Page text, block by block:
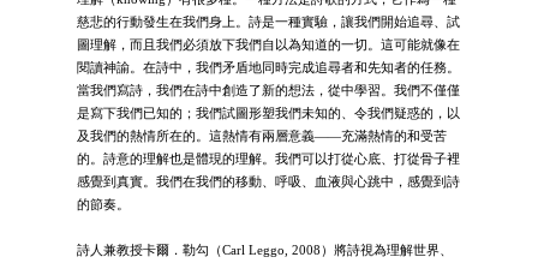
慈悲的行動發生在我們身上。詩是一種實驗，讓我們開始追尋、試
圖理解，而且我們必須放下我們自以為知道的一切。這可能就像在
閱讀神諭。在詩中，我們矛盾地同時完成追尋者和先知者的任務。
當我們寫詩，我們在詩中創造了新的想法，從中學習。我們不僅僅
是寫下我們已知的；我們試圖形塑我們未知的、令我們疑惑的，以
及我們的熱情所在的。這熱情有兩層意義——充滿熱情的和受苦
的。詩意的理解也是體現的理解。我們可以打從心底、打從骨子裡
感覺到真實。我們在我們的移動、呼吸、血液與心跳中，感覺到詩
的節奏。
詩人兼教授卡爾．勒勾（Carl Leggo, 2008）將詩視為理解世界、